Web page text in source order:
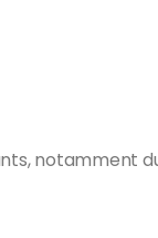
notamment